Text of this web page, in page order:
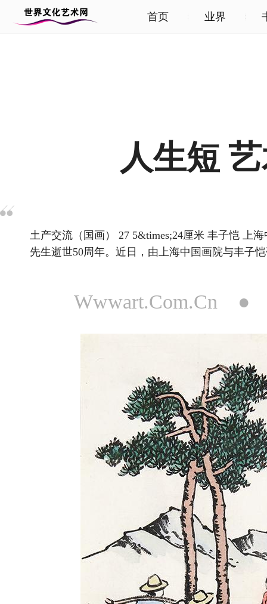
首页 业界
人生短
土产交流（国画） 27 5&times;24厘米 丰子恺
先生逝世50周年。近日，由上海中国画院与丰
Wwwart.Com.Cn